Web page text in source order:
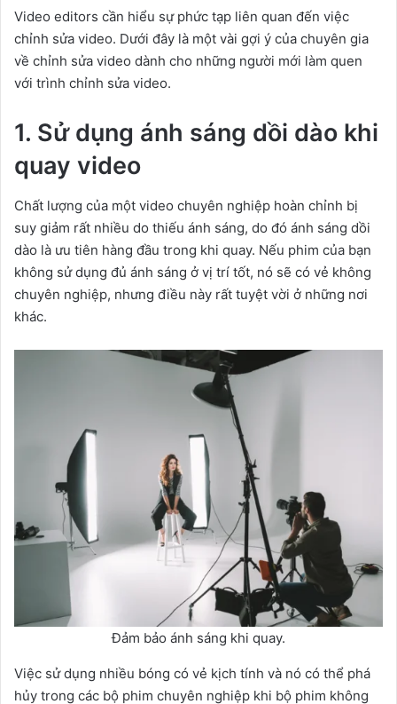
Video editors cần hiểu sự phức tạp liên quan đến việc
chỉnh sửa video. Dưới đây là một vài gợi ý của chuyên gia
về chỉnh sửa video dành cho những người mới làm quen
với trình chỉnh sửa video.
1. Sử dụng ánh sáng dồi dào khi
quay video
Chất lượng của một video chuyên nghiệp hoàn chỉnh bị
suy giảm rất nhiều do thiếu ánh sáng, do đó ánh sáng dồi
dào là ưu tiên hàng đầu trong khi quay. Nếu phim của bạn
không sử dụng đủ ánh sáng ở vị trí tốt, nó sẽ có vẻ không
chuyên nghiệp, nhưng điều này rất tuyệt vời ở những nơi
khác.
Đảm bảo ánh sáng khi quay.
Việc sử dụng nhiều bóng có vẻ kịch tính và nó có thể phá
hủy trong các bộ phim chuyên nghiệp khi bộ phim không